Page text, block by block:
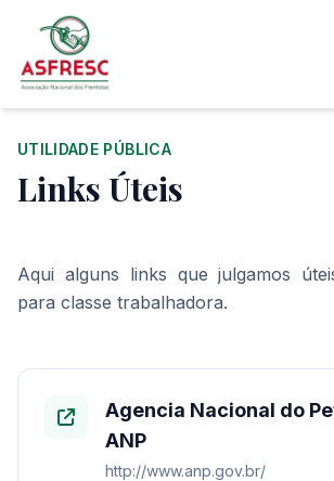
UTILIDADE PÚBLICA
Links Úteis
Aqui alguns links que julgamos
para classe trabalhadora.
Agencia Nacional do
ANP
http://www.anp.gov.br/